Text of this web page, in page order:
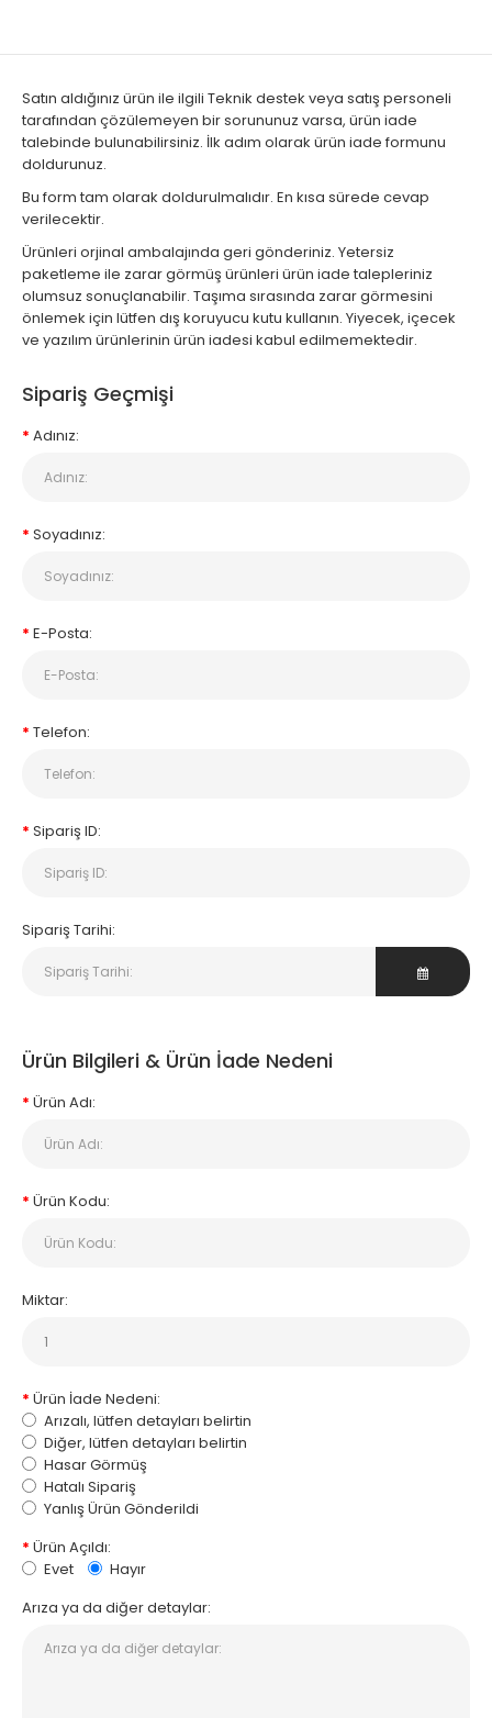
Satın aldığınız ürün ile ilgili Teknik destek veya satış personeli
tarafından çözülemeyen bir sorununuz varsa, ürün iade
talebinde bulunabilirsiniz. İlk adım olarak ürün iade formunu
doldurunuz.
Bu form tam olarak doldurulmalıdır. En kısa sürede cevap
verilecektir.
Ürünleri orjinal ambalajında geri gönderiniz. Yetersiz
paketleme ile zarar görmüş ürünleri ürün iade talepleriniz
olumsuz sonuçlanabilir. Taşıma sırasında zarar görmesini
önlemek için lütfen dış koruyucu kutu kullanın. Yiyecek, içecek
ve yazılım ürünlerinin ürün iadesi kabul edilmemektedir.
Sipariş Geçmişi
Adınız:
Soyadınız:
E-Posta:
Telefon:
Sipariş ID:
Sipariş Tarihi:
Ürün Bilgileri & Ürün İade Nedeni
Ürün Adı:
Ürün Kodu:
Miktar:
Ürün İade Nedeni:
Arızalı, lütfen detayları belirtin
Diğer, lütfen detayları belirtin
Hasar Görmüş
Hatalı Sipariş
Yanlış Ürün Gönderildi
Ürün Açıldı:
Evet
Hayır
Arıza ya da diğer detaylar: